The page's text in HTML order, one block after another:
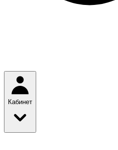
Кабинет